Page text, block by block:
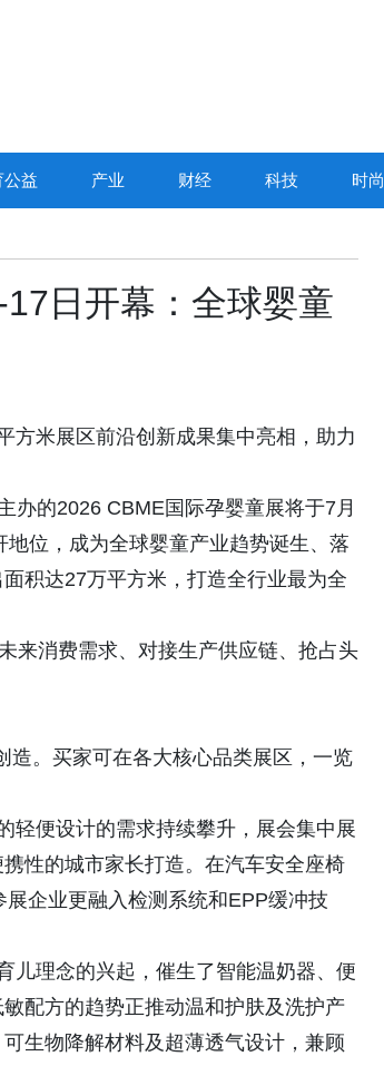
公益 产业 财经 科技 时尚
日开幕：全球婴童
方米展区前沿创新成果集中亮相，助力
办的2026 CBME国际孕婴童展将于7月
位，成为全球婴童产业趋势诞生、落
积达27万平方米，打造全行业最为全
来消费需求、对接生产供应链、抢占头
造。买家可在各大核心品类展区，一览
便设计的需求持续攀升，展会集中展
性的城市家长打造。在汽车安全座椅
企业更融入检测系统和EPP缓冲技
儿理念的兴起，催生了智能温奶器、便
配方的趋势正推动温和护肤及洗护产
生物降解材料及超薄透气设计，兼顾